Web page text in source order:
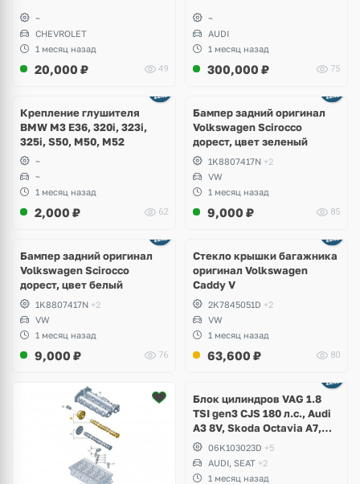
~
CHEVROLET
1 месяц назад
20,000 ₽ 49
~
AUDI
1 месяц назад
300,000 ₽ 75
Крепление глушителя
BMW M3 E36, 320i, 323i,
325i, S50, M50, M52
~
~
1 месяц назад
2,000 ₽ 62
Бампер задний оригинал
Volkswagen Scirocco
дорест, цвет зеленый
1K8807417N +2
VW
1 месяц назад
9,000 ₽ 85
Бампер задний оригинал
Volkswagen Scirocco
дорест, цвет белый
1K8807417N +2
VW
1 месяц назад
9,000 ₽ 76
Стекло крышки багажника
оригинал Volkswagen
Caddy V
2K7845051D +2
VW
1 месяц назад
63,600 ₽ 80
2 фото
Блок цилиндров VAG 1.8
TSI gen3 CJS 180 л.с., Audi
A3 8V, Skoda Octavia A7,
Superb, Volkswagen Passat
B8, Golf VII Alltrack, Seat
Leon
06K103023D +5
AUDI, SEAT +2
1 месяц назад